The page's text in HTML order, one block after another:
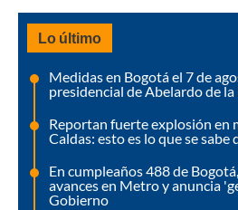
Lo último
Medidas en Bogotá el 7 de
presidencial de Abelardo de
Reportan fuerte explosión en
Caldas: esto es lo que se sabe
En cumpleaños 488 de
avances en Metro y anuncia
Gobierno